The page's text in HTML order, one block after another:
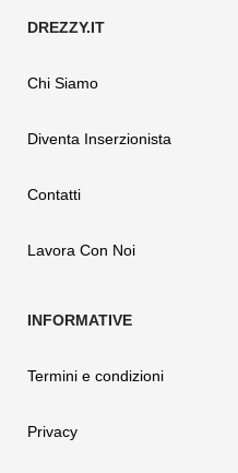
Chi Siamo
Diventa Inserzionista
Contatti
Lavora Con Noi
Termini e condizioni
Privacy